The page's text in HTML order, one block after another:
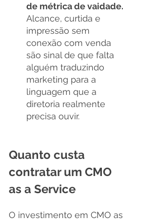
de métrica de vaidade.
Alcance, curtida e
impressão sem
conexão com venda
são sinal de que falta
alguém traduzindo
marketing para a
linguagem que a
diretoria realmente
precisa ouvir.
Quanto custa
contratar um CMO
as a Service
O investimento em CMO as